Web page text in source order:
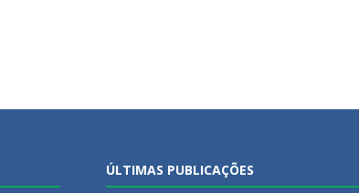
ÚLTIMAS PUBLICAÇÕES